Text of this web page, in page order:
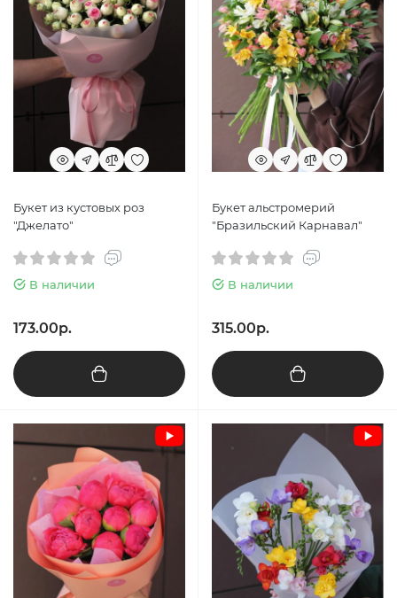
Букет из кустовых роз
"Джелато"
В наличии
173.00р.
Букет альстромерий
"Бразильский Карнавал"
В наличии
315.00р.